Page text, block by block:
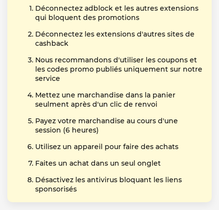
Déconnectez adblock et les autres extensions
qui bloquent des promotions
Déconnectez les extensions d'autres sites de
cashback
Nous recommandons d'utiliser les coupons et
les codes promo publiés uniquement sur notre
service
Mettez une marchandise dans la panier
seulment après d'un clic de renvoi
Payez votre marchandise au cours d'une
session (6 heures)
Utilisez un appareil pour faire des achats
Faites un achat dans un seul onglet
Désactivez les antivirus bloquant les liens
sponsorisés